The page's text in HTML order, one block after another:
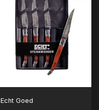
Echt Goed